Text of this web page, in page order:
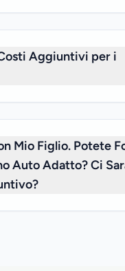
offriamo servizi di
Aggiuntivi per i
Mio Figlio. Potete
Auto Adatto? Ci